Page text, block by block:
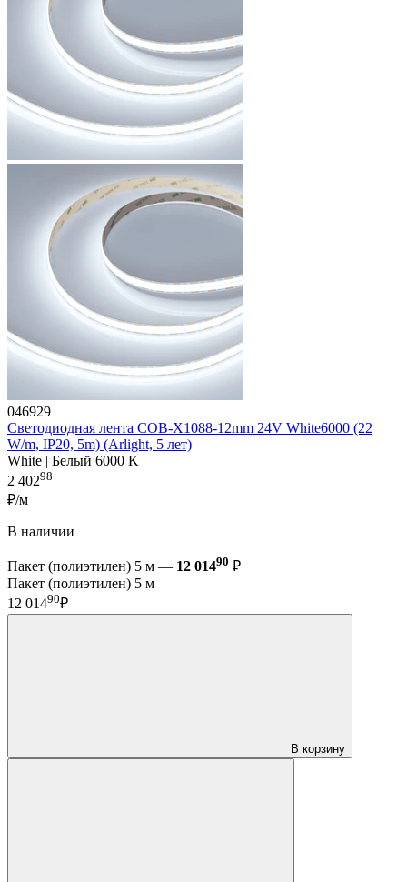
046929
Светодиодная лента COB-X1088-12mm 24V White6000 (22
W/m, IP20, 5m) (Arlight, 5 лет)
White | Белый 6000 K
2 40298
₽/м
В наличии
Пакет (полиэтилен) 5 м — 12 01490 ₽
Пакет (полиэтилен) 5 м
12 01490₽
В корзину